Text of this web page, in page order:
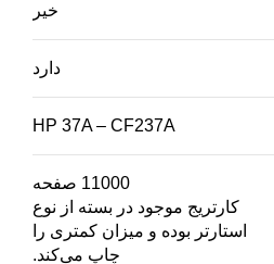
خیر
دارد
HP 37A – CF237A
11000 صفحه
کارتریج موجود در بسته از نوع
استارتر بوده و میزان کمتری را
چاپ می‌کند.